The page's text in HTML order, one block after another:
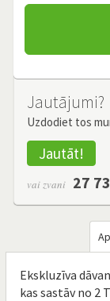
Jautājumi?
Uzdodiet tos
Jautāt!
vai zvani 27
Ekskluzīva
kas sastāv no 2